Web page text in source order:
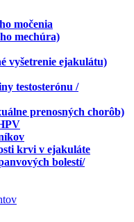
močenia
mechúra)
vyšetrenie ejakulátu)
testosterónu /
prenosných chorôb)
krvi v ejakuláte
bolestí/